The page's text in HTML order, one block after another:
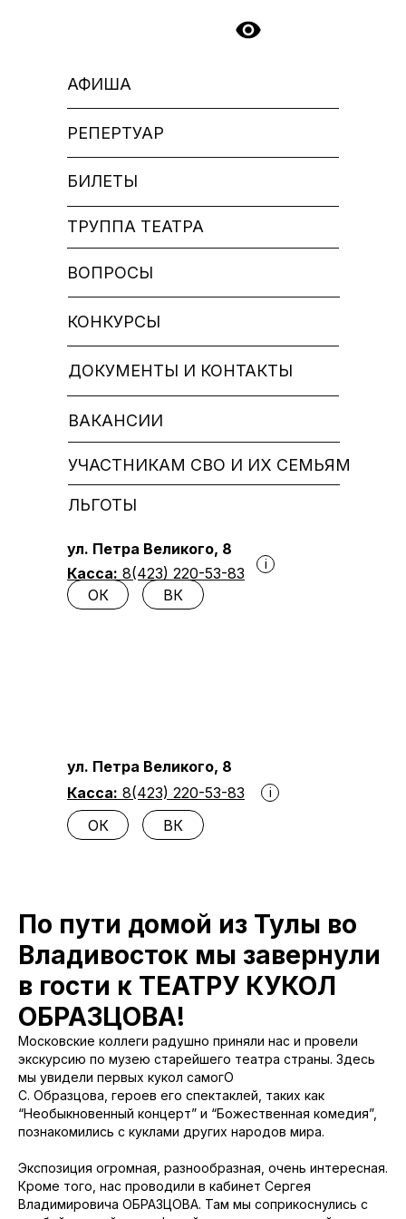
БИЛЕТЫ
РЕПЕРТУАР
АФИША
УЧАСТНИКАМ СВО И ИХ СЕМЬЯМ
ДОКУМЕНТЫ И КОНТАКТЫ
ул. Петра Великого, 8
Касса: 8(423) 220-53-83
ВАКАНСИИ
ВК
ОК
i
КОНКУРСЫ
ВОПРОСЫ
ТРУППА ТЕАТРА
ЛЬГОТЫ
ул. Петра Великого, 8
Касса: 8(423) 220-53-83
ВК
ОК
i
По пути домой из Тулы во
Владивосток мы завернули
в гости к ТЕАТРУ КУКОЛ
ОБРАЗЦОВА!
Московские коллеги радушно приняли нас и провели
экскурсию по музею старейшего театра страны. Здесь
мы увидели первых кукол самогО
С. Образцова, героев его спектаклей, таких как
“Необыкновенный концерт” и “Божественная комедия”,
познакомились с куклами других народов мира.
Экспозиция огромная, разнообразная, очень интересная.
Кроме того, нас проводили в кабинет Сергея
Владимировича ОБРАЗЦОВА. Там мы соприкоснулись с